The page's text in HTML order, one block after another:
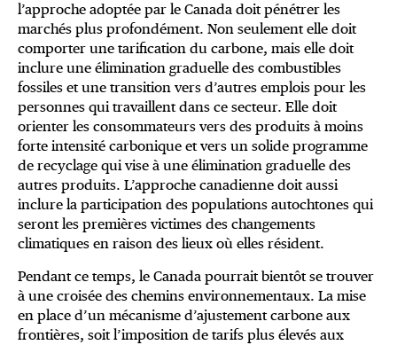
l’approche adoptée par le Canada doit pénétrer les
marchés plus profondément. Non seulement elle doit
comporter une tarification du carbone, mais elle doit
inclure une élimination graduelle des combustibles
fossiles et une transition vers d’autres emplois pour les
personnes qui travaillent dans ce secteur. Elle doit
orienter les consommateurs vers des produits à moins
forte intensité carbonique et vers un solide programme
de recyclage qui vise à une élimination graduelle des
autres produits. L’approche canadienne doit aussi
inclure la participation des populations autochtones qui
seront les premières victimes des changements
climatiques en raison des lieux où elles résident.
Pendant ce temps, le Canada pourrait bientôt se trouver
à une croisée des chemins environnementaux. La mise
en place d’un mécanisme d’ajustement carbone aux
frontières, soit l’imposition de tarifs plus élevés aux